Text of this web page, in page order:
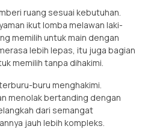
ruang sesuai kebutuhan.
ikut lomba melawan laki-
memilih untuk main dengan
lebih lepas, itu juga bagian
memilih tanpa dihakimi.
buru menghakimi.
menolak bertanding dengan
dari semangat
jauh lebih kompleks.